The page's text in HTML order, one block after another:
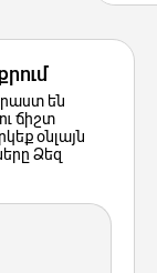
են
ճիշտ
օնլայն
Ձեզ